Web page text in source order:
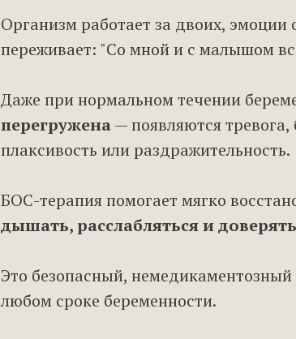
Организм работает за двоих,
переживает: "Со мной и с малышом
Даже при нормальном течении
перегружена— появляются
плаксивость или раздражительность.
БОС-терапия помогает мягко
дышать, расслабляться и
Это безопасный,
любом сроке беременности.